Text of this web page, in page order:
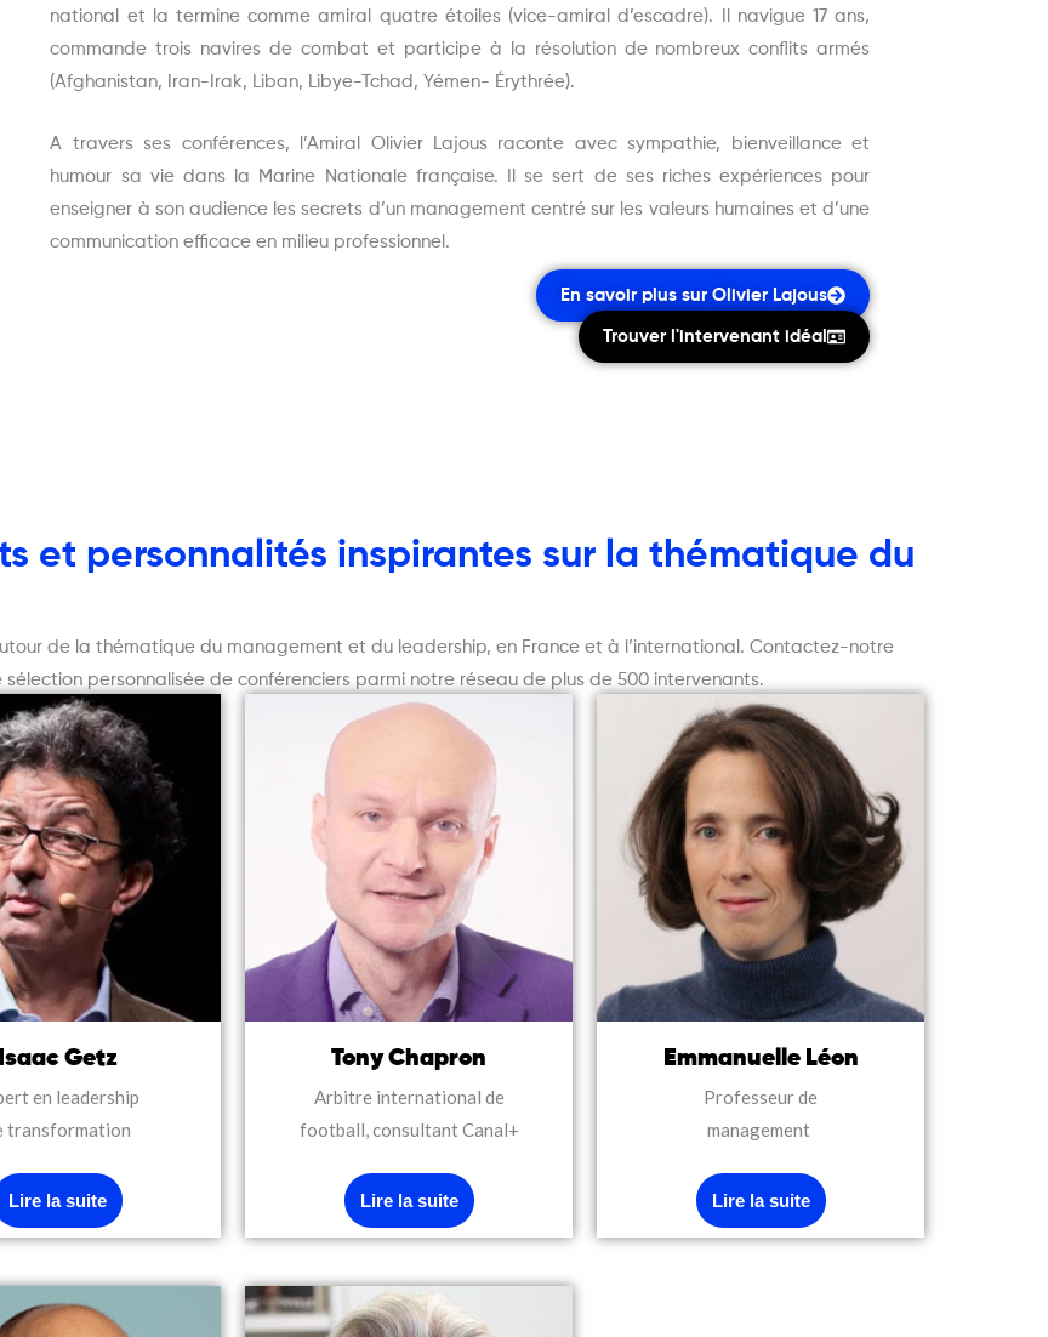
national et la termine comme amiral quatre étoiles (vice-amiral d’escadre). Il navigue 17 ans,
commande trois navires de combat et participe à la résolution de nombreux conflits armés
(Afghanistan, Iran-Irak, Liban, Libye-Tchad, Yémen- Érythrée).
A travers ses conférences, l’Amiral Olivier Lajous raconte avec sympathie, bienveillance et
humour sa vie dans la Marine Nationale française. Il se sert de ses riches expériences pour
enseigner à son audience les secrets d’un management centré sur les valeurs humaines et d’une
communication efficace en milieu professionnel.
En savoir plus sur Olivier Lajous
Trouver l'intervenant idéal
et personnalités inspirantes sur la thématique du
de la thématique du management et du leadership, en France et à l’international. Contactez-notre
personnalisée de conférenciers parmi notre réseau de plus de 500 intervenants.
Isaac Getz
en leadership
transformation
Lire la suite
Tony Chapron
Arbitre international de
football, consultant Canal+
Lire la suite
Emmanuelle Léon
Professeur de
management
Lire la suite